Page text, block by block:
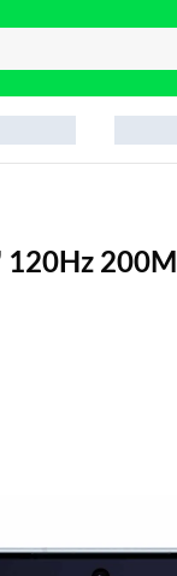
120Hz